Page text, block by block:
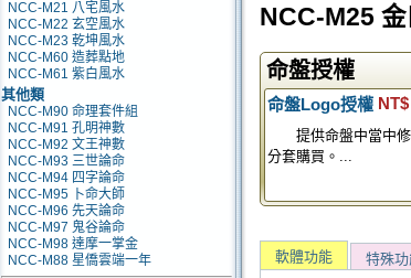
NCC-M21 八宅風水
NCC-M22 玄空風水
NCC-M23 乾坤風水
NCC-M60 造葬點地
NCC-M61 紫白風水
其他類
NCC-M90 命理套件組
NCC-M91 孔明神數
NCC-M92 文王神數
NCC-M93 三世論命
NCC-M94 四字論命
NCC-M95 卜命大師
NCC-M96 先天論命
NCC-M97 鬼谷論命
NCC-M98 達摩一掌金
NCC-M88 星僑雲端一年
NCC-M25
命盤授權
命盤Logo授權
提供命盤中當中
分套購買。...
軟體功能 特殊